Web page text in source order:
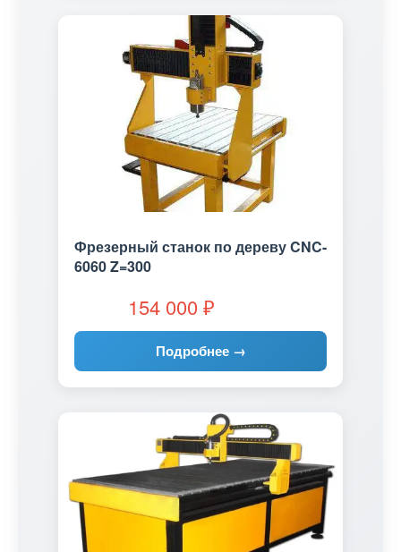
Фрезерный станок по дереву CNC-
6060 Z=300
154 000 ₽
Подробнее →